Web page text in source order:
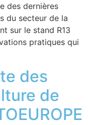
des dernières
du secteur de la
sur le stand R13
pratiques qui
des
de